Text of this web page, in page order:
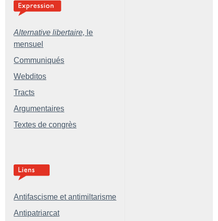
Alternative libertaire, le
mensuel
Communiqués
Webditos
Tracts
Argumentaires
Textes de congrès
Antifascisme et antimiltarisme
Antipatriarcat